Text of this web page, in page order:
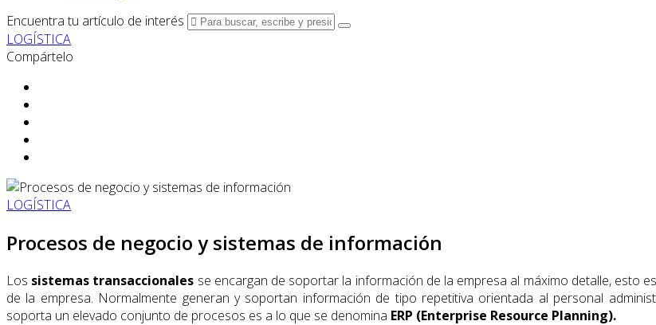
Encuentra tu artículo de interés
LOGÍSTICA
Compártelo
LOGÍSTICA
Procesos de negocio y sistemas de información
Los sistemas transaccionales se encargan de soportar la información de la empresa al máximo detalle, esto
de la empresa. Normalmente generan y soportan información de tipo repetitiva orientada al personal
soporta un elevado conjunto de procesos es a lo que se denomina ERP (Enterprise Resource Planning).